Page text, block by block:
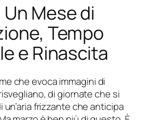
Mese di
Tempo
e Rinascita
che evoca immagini di
di giornate che si
un’aria frizzante che anticipa